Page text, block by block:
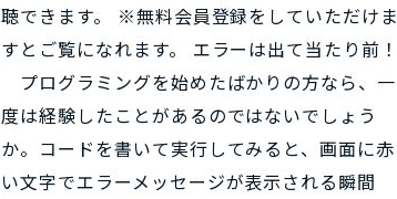
聴できます。 ※無料会員登録をしていただけま
すとご覧になれます。 エラーは出て当たり前！
プログラミングを始めたばかりの方なら、一
度は経験したことがあるのではないでしょう
か。コードを書いて実行してみると、画面に赤
い文字でエラーメッセージが表示される瞬間